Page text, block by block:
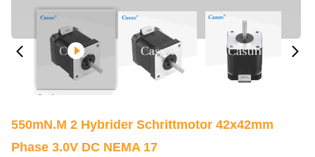
550mN.M 2 Hybrider Schrittmotor 42x42mm
Phase 3.0V DC NEMA 17